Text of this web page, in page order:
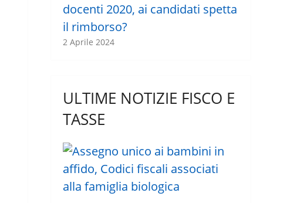
docenti 2020, ai candidati spetta
il rimborso?
2 Aprile 2024
ULTIME NOTIZIE FISCO E
TASSE